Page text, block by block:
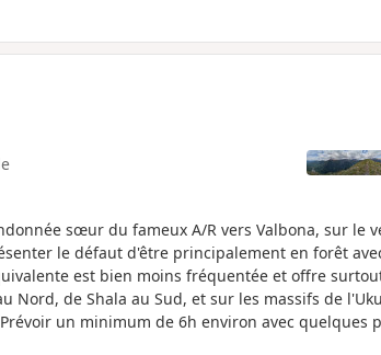
sœur du fameux A/R vers Valbona, sur le
le défaut d'être principalement en forêt
est bien moins fréquentée et offre
Nord, de Shala au Sud, et sur les massifs de
un minimum de 6h environ avec quelques